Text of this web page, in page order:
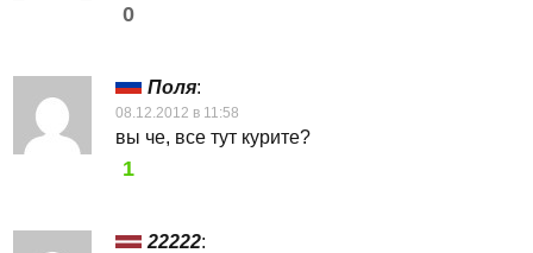
0
Поля:
08.12.2012 в 11:58
вы че, все тут курите?
1
22222: